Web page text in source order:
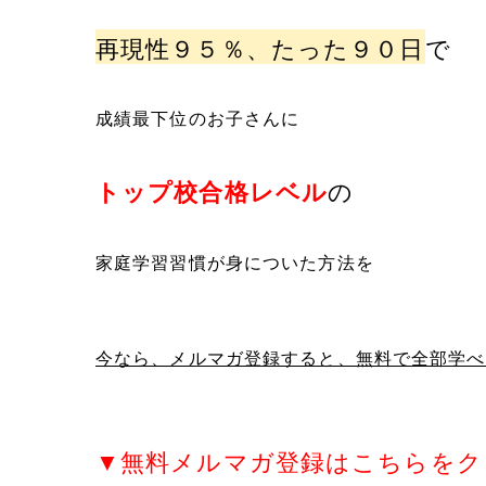
再現性９５％、たった９０日で
成績最下位のお子さんに
トップ校合格レベルの
家庭学習習慣が身についた方法を
今なら、メルマガ登録すると、無料で全部学べ
▼無料メルマガ登録はこちらを